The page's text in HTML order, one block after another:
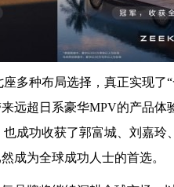
多种布局选择，真正实现了
远超日系豪华MPV的产品体
成功收获了郭富城、刘嘉玲
成为全球成功人士的首选。